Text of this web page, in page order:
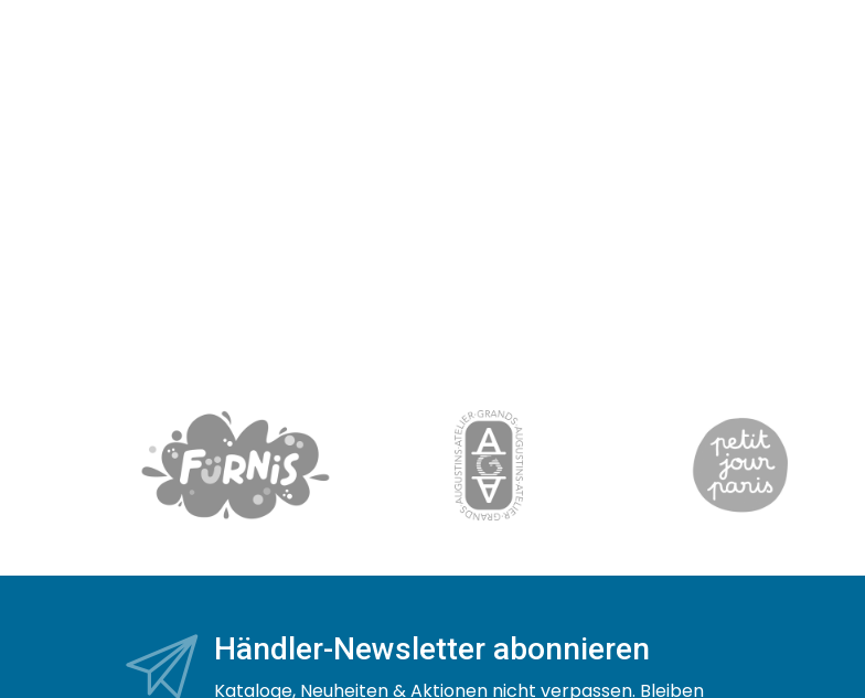
Händler-Newsletter abonnieren
Kataloge, Neuheiten & Aktionen nicht verpassen. Bleiben